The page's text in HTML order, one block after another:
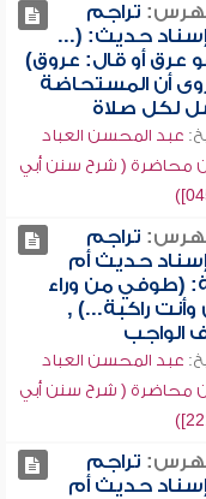
تراجم
حديث: (...
عرق أو قال: عروق)
أن المستحاضة
لكل صلاة
عبد المحسن العباد
محاضرة ( شرح سنن أبي
تراجم
حديث أم
(طوفي من وراء
وأنت راكبة...) ,
الواجب
عبد المحسن العباد
محاضرة ( شرح سنن أبي
تراجم
حديث أم